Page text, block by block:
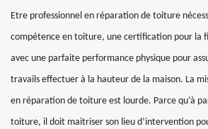
Etre professionnel en réparation de toiture
compétence en toiture, une certification pour la
avec une parfaite performance physique pour
travails effectuer à la hauteur de la maison. La
en réparation de toiture est lourde. Parce qu’à
toiture, il doit maitriser son lieu d’intervention